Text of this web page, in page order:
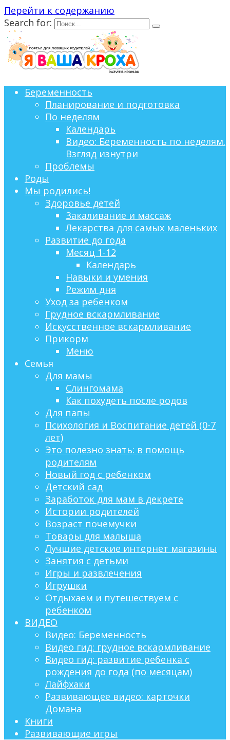
Перейти к содержанию
Search for:
Беременность
Планирование и подготовка
По неделям
Календарь
Видео: Беременность по неделям.
Взгляд изнутри
Проблемы
Роды
Мы родились!
Здоровье детей
Закаливание и массаж
Лекарства для самых маленьких
Развитие до года
Месяц 1-12
Календарь
Навыки и умения
Режим дня
Уход за ребенком
Грудное вскармливание
Искусственное вскармливание
Прикорм
Меню
Семья
Для мамы
Слингомама
Как похудеть после родов
Для папы
Психология и Воспитание детей (0-7
лет)
Это полезно знать: в помощь
родителям
Новый год с ребенком
Детский сад
Заработок для мам в декрете
Истории родителей
Возраст почемучки
Товары для малыша
Лучшие детские интернет магазины
Занятия с детьми
Игры и развлечения
Игрушки
Отдыхаем и путешествуем с
ребенком
ВИДЕО
Видео: Беременность
Видео гид: грудное вскармливание
Видео гид: развитие ребенка с
рождения до года (по месяцам)
Лайфхаки
Развивающее видео: карточки
Домана
Книги
Развивающие игры